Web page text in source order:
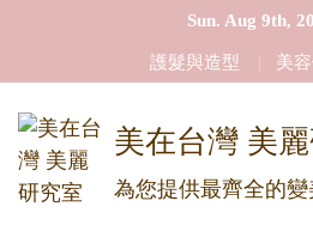
Sun. Aug 9th,
護髮與造型 美
美在台灣 美
為您提供最齊全的變